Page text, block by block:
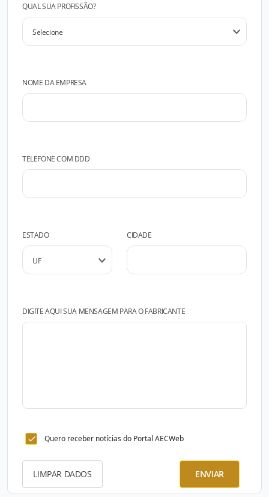
QUAL SUA PROFISSÃO?
NOME DA EMPRESA
TELEFONE COM DDD
ESTADO CIDADE
DIGITE AQUI SUA MENSAGEM PARA O FABRICANTE
Quero receber notícias do Portal AECWeb
LIMPAR DADOS ENVIAR